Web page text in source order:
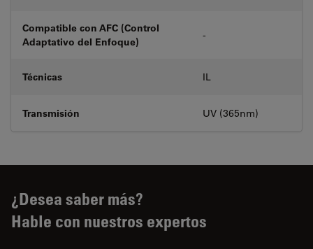
Compatible con AFC (Control
Adaptativo del Enfoque)
-
Técnicas IL
Transmisión UV (365nm)
¿Desea saber más?
Hable con nuestros expertos